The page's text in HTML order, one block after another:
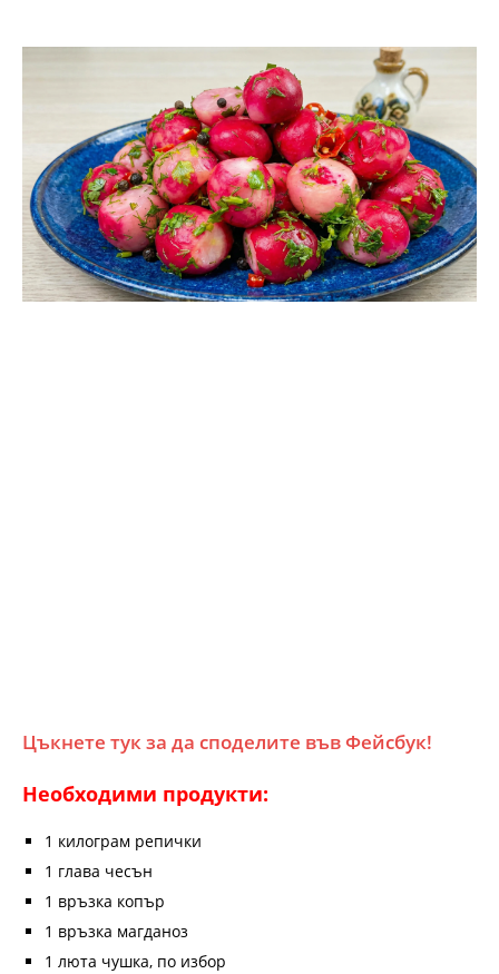
Цъкнете тук за да споделите във Фейсбук!
Необходими продукти:
1 килограм репички
1 глава чесън
1 връзка копър
1 връзка магданоз
1 люта чушка, по избор